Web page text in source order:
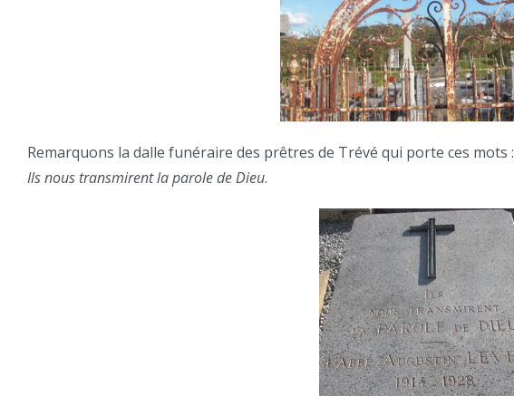
Remarquons la dalle funéraire des prêtres de Trévé qui porte ces mots :
Ils nous transmirent la parole de Dieu.